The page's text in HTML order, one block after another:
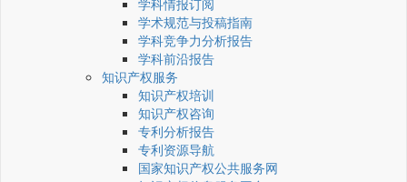
学科情报订阅
学术规范与投稿指南
学科竞争力分析报告
学科前沿报告
知识产权服务
知识产权培训
知识产权咨询
专利分析报告
专利资源导航
国家知识产权公共服务网